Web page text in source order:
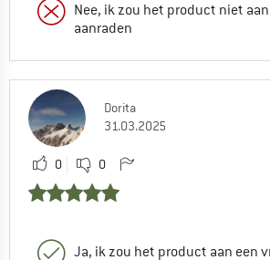
Nee, ik zou het product niet
aanraden
Dorita
31.03.2025
0 0
Ja, ik zou het product aan een